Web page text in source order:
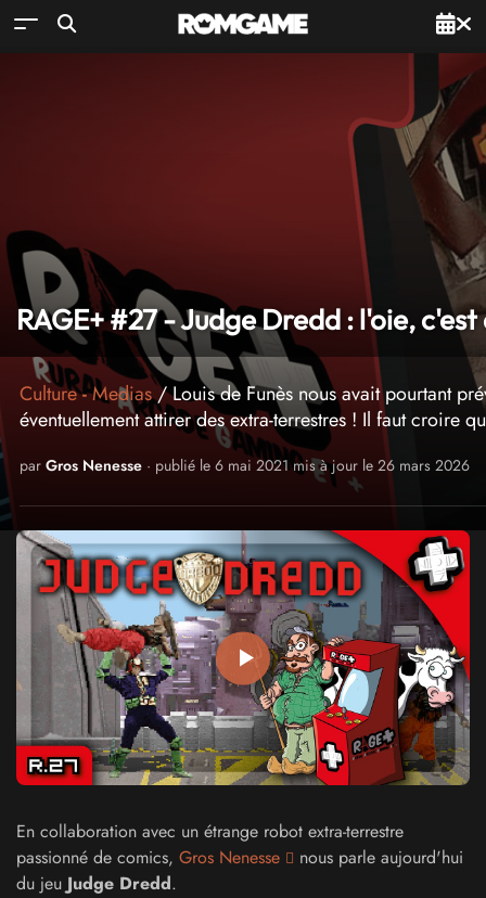
RAGE+ #27 - Judge Dredd : l'oie, c'est
Culture-Medias/ Louis de Funès nous avait pourtant
éventuellement attirer des extra-terrestres ! Il faut croire
par Gros Nenesse · publié le 6 mai 2021 mis à jour le 26 mars 2026
En collaboration avec un étrange robot extra-terrestre
passionné de comics, Gros Nenesse
nous parle aujourd'hui
du jeu Judge Dredd.